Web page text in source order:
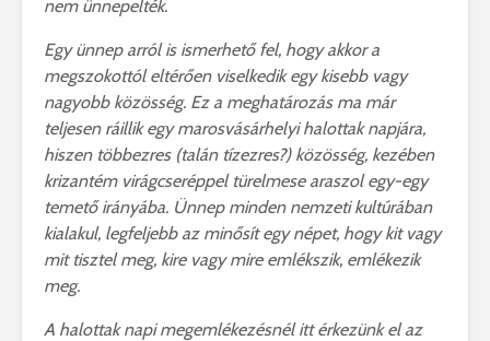
nem ünnepelték.
Egy ünnep arról is ismerhető fel, hogy akkor a
megszokottól eltérően viselkedik egy kisebb vagy
nagyobb közösség. Ez a meghatározás ma már
teljesen ráillik egy marosvásárhelyi halottak napjára,
hiszen többezres (talán tízezres?) közösség, kezében
krizantém virágcseréppel türelmese araszol egy-egy
temető irányába. Ünnep minden nemzeti kultúrában
kialakul, legfeljebb az minősít egy népet, hogy kit vagy
mit tisztel meg, kire vagy mire emlékszik, emlékezik
meg.
A halottak napi megemlékezésnél itt érkezünk el az